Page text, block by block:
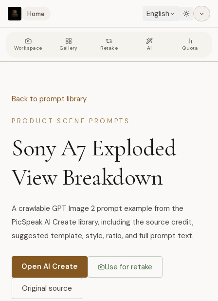
Home English
Workspace Gallery Retake AI Quota
Back to prompt library
PRODUCT SCENE PROMPTS
Sony A7 Exploded
View Breakdown
A crawlable GPT Image 2 prompt example from the
PicSpeak AI Create library, including the source credit,
suggested template, style, ratio, and full prompt text.
Open AI Create Use for retake
Original source